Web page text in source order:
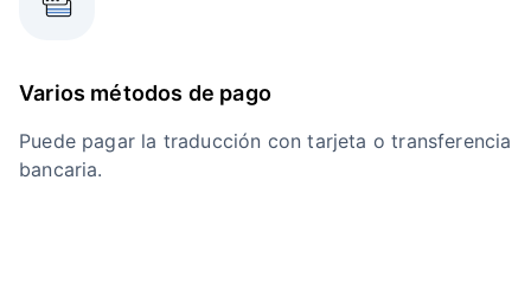
Varios métodos de pago
Puede pagar la traducción con tarjeta o transferencia
bancaria.